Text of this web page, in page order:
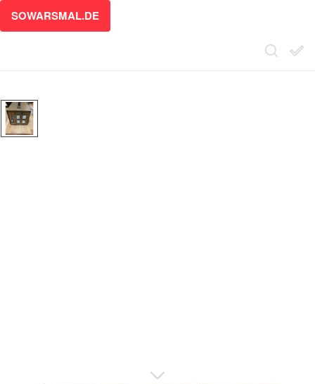
SOWARSMAL.DE